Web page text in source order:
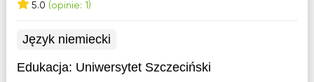
5.0 (opinie: 1)
Język niemiecki
Edukacja: Uniwersytet Szczeciński